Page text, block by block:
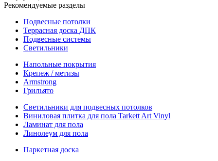
Рекомендуемые разделы
Подвесные потолки
Террасная доска ДПК
Подвесные системы
Светильники
Напольные покрытия
Крепеж / метизы
Armstrong
Грильято
Светильники для подвесных потолков
Виниловая плитка для пола Tarkett Art Vinyl
Ламинат для пола
Линолеум для пола
Паркетная доска